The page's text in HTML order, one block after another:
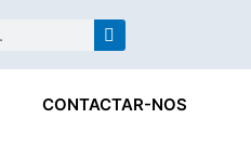
CONTACTAR-NOS